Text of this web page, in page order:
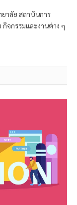
ยาลัย สถาบันการ
จกรรมและงานต่าง ๆ